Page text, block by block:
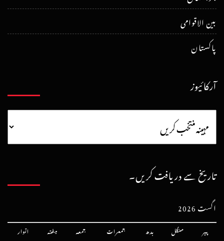
بین الاقوامی
پاکستان
آرکائیوز
تاریخ سے دریافت کریں۔
اگست 2026
پیر منگل بدھ جمعرات جمعہ ہفتہ اتوار